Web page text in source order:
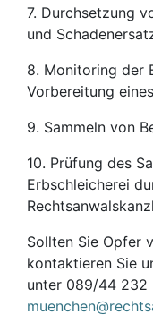
7. Durchsetzung
und
8. Monitoring der
Vorbereitung
9. Sammeln von
10. Prüfung des
Erbschleicherei
Sollten Sie Opfer
kontaktieren Sie
unter 089/44 232